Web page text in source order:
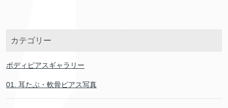
カテゴリー
ボディピアスギャラリー
01. 耳たぶ・軟骨ピアス写真